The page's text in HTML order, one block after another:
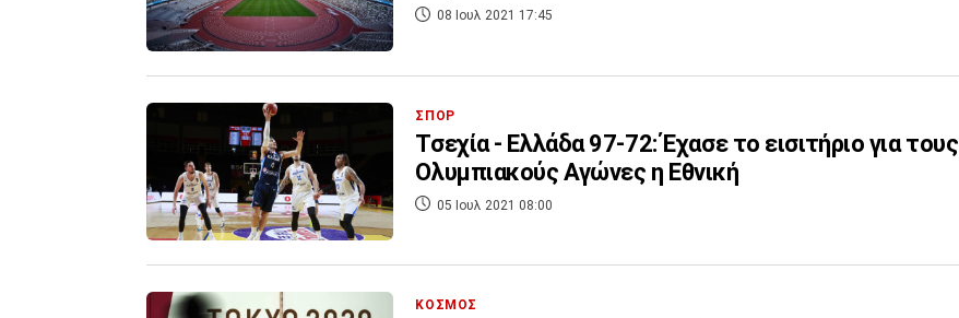
08 Ιουλ 2021 17:45
ΣΠΟΡ
Τσεχία - Ελλάδα 97-72: Έχασε το εισιτήριο για τους
Ολυμπιακούς Αγώνες η Εθνική
05 Ιουλ 2021 08:00
ΚΟΣΜΟΣ